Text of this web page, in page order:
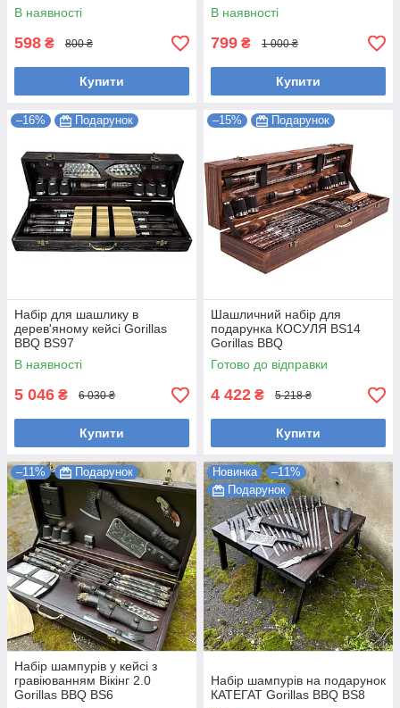
В наявності
598 ₴ 800 ₴
Купити
В наявності
799 ₴ 1 000 ₴
Купити
–16% Подарунок
Набір для шашлику в
дерев'яному кейсі Gorillas
BBQ BS97
В наявності
5 046 ₴ 6 030 ₴
Купити
–15% Подарунок
Шашличний набір для
подарунка КОСУЛЯ BS14
Gorillas BBQ
Готово до відправки
4 422 ₴ 5 218 ₴
Купити
–11% Подарунок
Набір шампурів у кейсі з
гравіюванням Вікінг 2.0
Gorillas BBQ BS6
Новинка
–11%
Подарунок
Набір шампурів на подарунок
КАТЕГАТ Gorillas BBQ BS8